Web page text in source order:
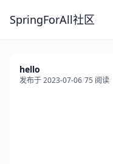
SpringForAll社区
hello
发布于 2023-07-06/75 阅读